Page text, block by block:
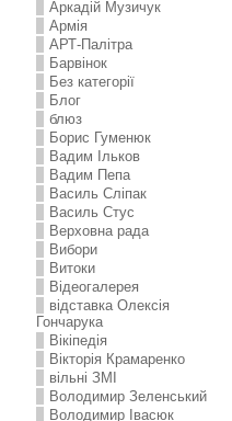
Аркадій Музичук
Армія
АРТ-Палітра
Барвінок
Без категорії
Блог
блюз
Борис Гуменюк
Вадим Ільков
Вадим Пепа
Василь Сліпак
Василь Стус
Верховна рада
Вибори
Витоки
Відеогалерея
відставка Олексія
Гончарука
Вікіпедія
Вікторія Крамаренко
вільні ЗМІ
Володимир Зеленський
Володимир Івасюк